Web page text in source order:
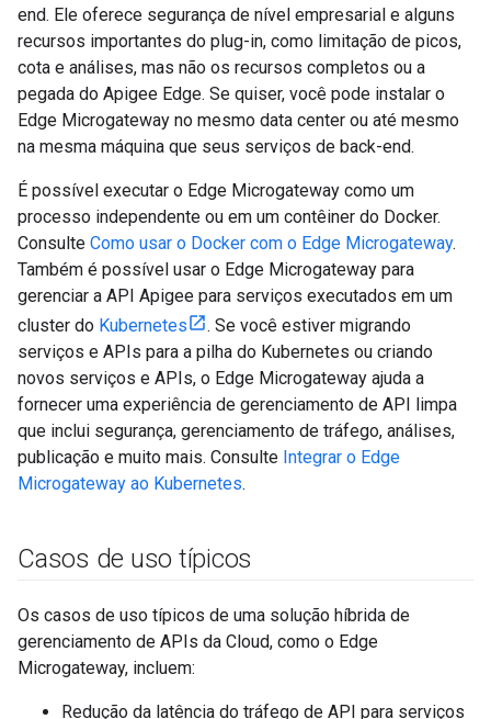
end. Ele oferece segurança de nível empresarial e alguns
recursos importantes do plug-in, como limitação de picos,
cota e análises, mas não os recursos completos ou a
pegada do Apigee Edge. Se quiser, você pode instalar o
Edge Microgateway no mesmo data center ou até mesmo
na mesma máquina que seus serviços de back-end.
É possível executar o Edge Microgateway como um
processo independente ou em um contêiner do Docker.
Consulte Como usar o Docker com o Edge Microgateway.
Também é possível usar o Edge Microgateway para
gerenciar a API Apigee para serviços executados em um
cluster do Kubernetes
. Se você estiver migrando
serviços e APIs para a pilha do Kubernetes ou criando
novos serviços e APIs, o Edge Microgateway ajuda a
fornecer uma experiência de gerenciamento de API limpa
que inclui segurança, gerenciamento de tráfego, análises,
publicação e muito mais. Consulte Integrar o Edge
Microgateway ao Kubernetes.
Casos de uso típicos
Os casos de uso típicos de uma solução híbrida de
gerenciamento de APIs da Cloud, como o Edge
Microgateway, incluem:
Redução da latência do tráfego de API para serviços